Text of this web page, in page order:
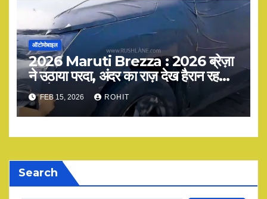
ऑटोमोबाइल
2026 Maruti Brezza : 2026 ब्रेज़ा
ने उठाया परदा, अंदर का राज़ देख हैरान रह
जाएंगे!
FEB 15, 2026 ROHIT
Search